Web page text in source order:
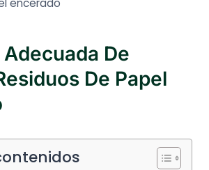
encerado
Adecuada De
De Papel